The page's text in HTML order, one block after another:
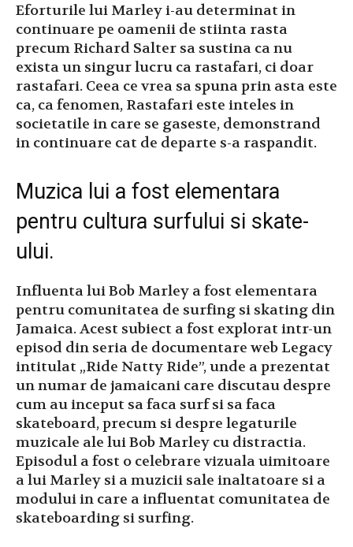
Eforturile lui Marley i-au determinat in
continuare pe oamenii de stiinta rasta
precum Richard Salter sa sustina ca nu
exista un singur lucru ca rastafari, ci doar
rastafari. Ceea ce vrea sa spuna prin asta este
ca, ca fenomen, Rastafari este inteles in
societatile in care se gaseste, demonstrand
in continuare cat de departe s-a raspandit.
Muzica lui a fost elementara
pentru cultura surfului si skate-
ului.
Influenta lui Bob Marley a fost elementara
pentru comunitatea de surfing si skating din
Jamaica. Acest subiect a fost explorat intr-un
episod din seria de documentare web Legacy
intitulat „Ride Natty Ride”, unde a prezentat
un numar de jamaicani care discutau despre
cum au inceput sa faca surf si sa faca
skateboard, precum si despre legaturile
muzicale ale lui Bob Marley cu distractia.
Episodul a fost o celebrare vizuala uimitoare
a lui Marley si a muzicii sale inaltatoare si a
modului in care a influentat comunitatea de
skateboarding si surfing.